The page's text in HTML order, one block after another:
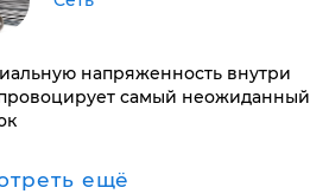
напряженность внутри
самый неожиданный
ещё